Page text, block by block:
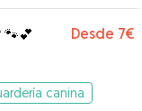
🐾💕 Desde 7€
canina